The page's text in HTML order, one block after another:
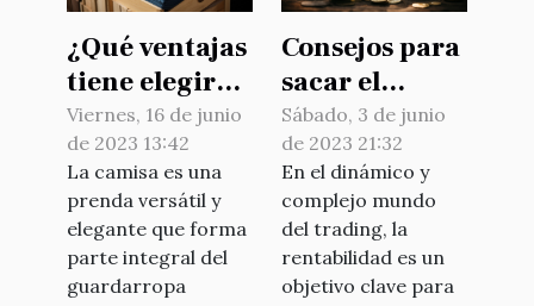
¿Qué ventajas
tiene elegir
una camiseta
chidomarque
frente a otras
marcas ?
Viernes, 16 de junio
de 2023 13:42
La camisa es una
prenda versátil y
elegante que forma
parte integral del
guardarropa
Consejos para
sacar el
máximo
partido a su
inversión
Sábado, 3 de junio
de 2023 21:32
En el dinámico y
complejo mundo
del trading, la
rentabilidad es un
objetivo clave para